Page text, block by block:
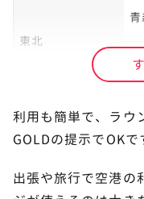
東北
利用も簡単で、ラウ
GOLDの提示でOKで
出張や旅行で空港の